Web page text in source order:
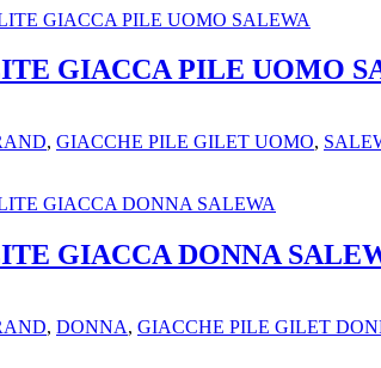
GIACCA PILE UOMO
, GIACCHE PILE GILET UOMO,
GIACCA DONNA
, DONNA, GIACCHE PILE GILET